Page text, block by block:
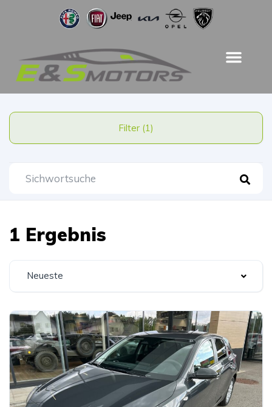
Filter (1)
1 Ergebnis
Neueste